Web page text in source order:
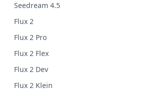
Seedream 4.5
Flux 2
Flux 2 Pro
Flux 2 Flex
Flux 2 Dev
Flux 2 Klein